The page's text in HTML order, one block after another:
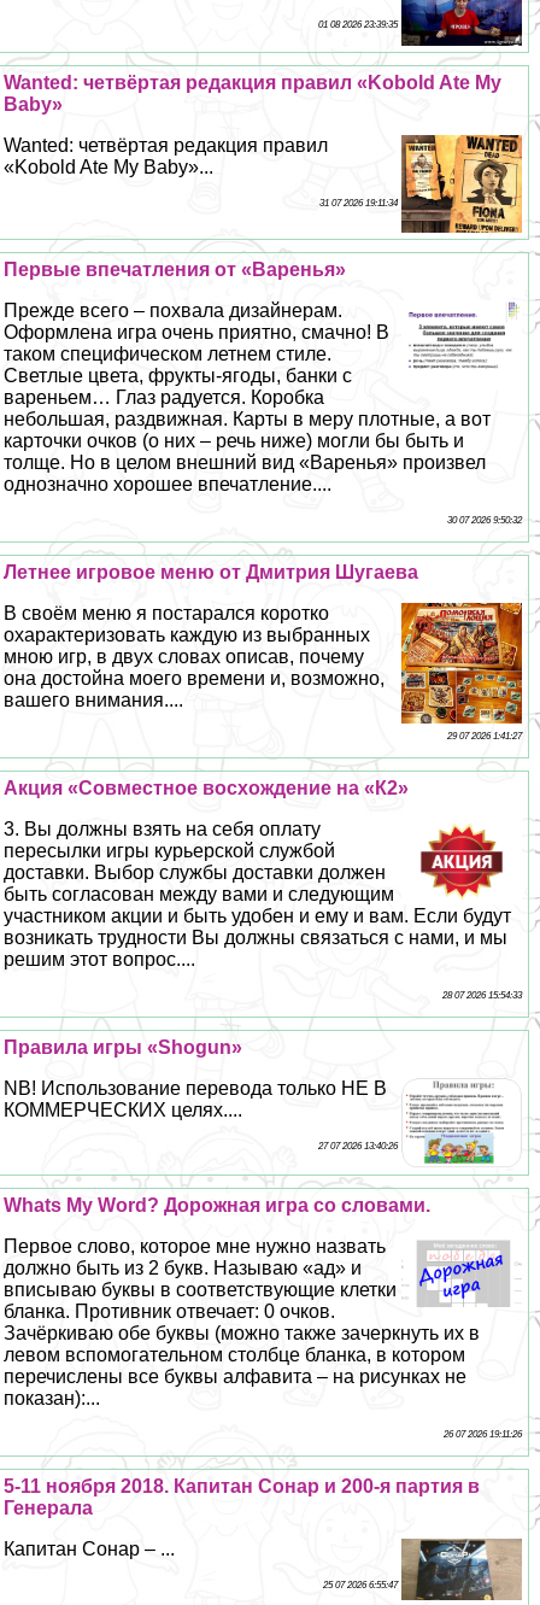
01 08 2026 23:39:35
Wanted: четвёртая редакция правил «Kobold Ate My
Baby»
Wanted: четвёртая редакция правил
«Kobold Ate My Baby»...
31 07 2026 19:11:34
Первые впечатления от «Варенья»
Прежде всего – похвала дизайнерам.
Оформлена игра очень приятно, смачно! В
таком специфическом летнем стиле.
Светлые цвета, фрукты-ягоды, банки с
вареньем… Глаз радуется. Коробка
небольшая, раздвижная. Карты в меру плотные, а вот
карточки очков (о них – речь ниже) могли бы быть и
толще. Но в целом внешний вид «Варенья» произвел
однозначно хорошее впечатление....
30 07 2026 9:50:32
Летнее игровое меню от Дмитрия Шугаева
В своём меню я постарался коротко
охаpaктеризовать каждую из выбранных
мною игр, в двух словах описав, почему
она достойна моего времени и, возможно,
вашего внимания....
29 07 2026 1:41:27
Акция «Совместное восхождение на «К2»
3. Вы должны взять на себя оплату
пересылки игры курьерской службой
доставки. Выбор службы доставки должен
быть согласован между вами и следующим
участником акции и быть удобен и ему и вам. Если будут
возникать трудности Вы должны связаться с нами, и мы
решим этот вопрос....
28 07 2026 15:54:33
Правила игры «Shogun»
NB! Использование перевода только НЕ В
КОММЕРЧЕСКИХ целях....
27 07 2026 13:40:26
Whats My Word? Дорожная игра со словами.
Первое слово, которое мне нужно назвать
должно быть из 2 букв. Называю «ад» и
вписываю буквы в соответствующие клетки
бланка. Противник отвечает: 0 очков.
Зачёркиваю обе буквы (можно также зачеркнуть их в
левом вспомогательном столбце бланка, в котором
перечислены все буквы алфавита – на рисунках не
показан):...
26 07 2026 19:11:26
5-11 ноября 2018. Капитан Сонар и 200-я партия в
Генерала
Капитан Сонар – ...
25 07 2026 6:55:47